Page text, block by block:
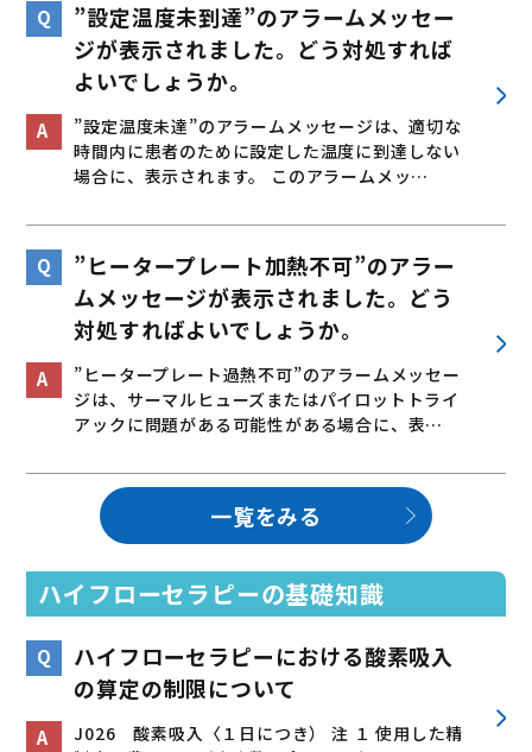
”設定温度未到達”のアラームメッセー
ジが表示されました。どう対処すれば
よいでしょうか。
”設定温度未達”のアラームメッセージは、適切な
時間内に患者のために設定した温度に到達しない
場合に、表示されます。 このアラームメッ…
”ヒータープレート加熱不可”のアラー
ムメッセージが表示されました。どう
対処すればよいでしょうか。
”ヒータープレート過熱不可”のアラームメッセー
ジは、サーマルヒューズまたはパイロットトライ
アックに問題がある可能性がある場合に、表…
一覧をみる
ハイフローセラピーの基礎知識
ハイフローセラピーにおける酸素吸入
の算定の制限について
J026 酸素吸入〈１日につき） 注 １ 使用した精